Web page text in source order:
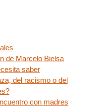
de Marcelo Bielsa
saber
del racismo o del
con madres